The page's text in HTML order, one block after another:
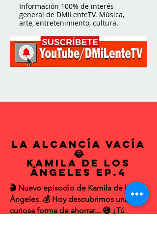
Anterior Próximo
Información 100% de interés
general de DMiLenteTV. Música,
arte, entretenimiento, cultura.
La Alcancía Vacía
😂
Kamila de los
Ángeles EP.4
🎬 Nuevo episodio de Kamila de los
Ángeles. 💰 Hoy descubrimos una
curiosa forma de ahorrar... 😅 ¿Tú